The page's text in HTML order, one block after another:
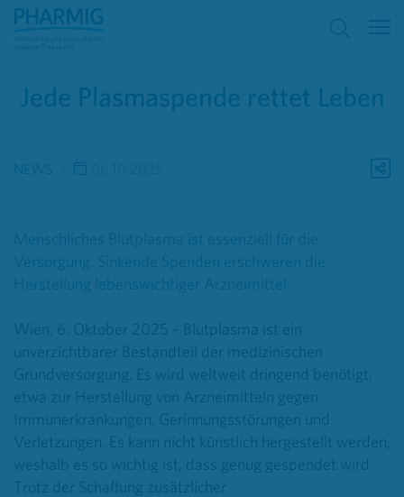
Jede Plasmaspende rettet Leben
NEWS
Menschliches Blutplasma ist essenziell für die
Versorgung. Sinkende Spenden erschweren die
Herstellung lebenswichtiger Arzneimittel.
Wien, 6. Oktober 2025 – Blutplasma ist ein
unverzichtbarer Bestandteil der medizinischen
Grundversorgung. Es wird weltweit dringend benötigt,
etwa zur Herstellung von Arzneimitteln gegen
Immunerkrankungen, Gerinnungsstörungen und
Verletzungen. Es kann nicht künstlich hergestellt werden,
weshalb es so wichtig ist, dass genug gespendet wird.
Trotz der Schaffung zusätzlicher